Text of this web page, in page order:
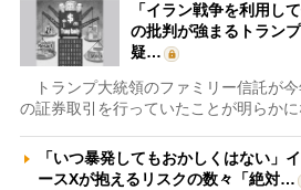
「イラン戦争を利用し
の批判が強まるトラン
疑…
トランプ大統領のファミリー信託が
の証券取引を行っていたことが明らかに
「いつ暴発してもおかしくはない」
ースXが抱えるリスクの数々「絶対…